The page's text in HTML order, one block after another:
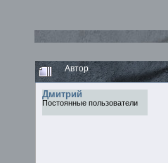
Автор
Дмитрий
Постоянные пользователи